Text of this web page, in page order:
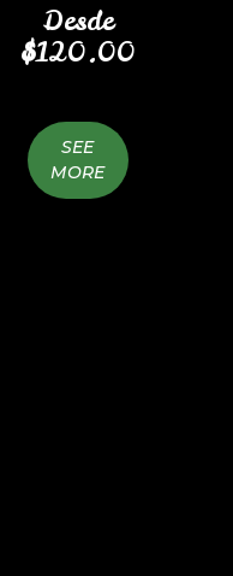
Desde
$120.00
SEE
MORE